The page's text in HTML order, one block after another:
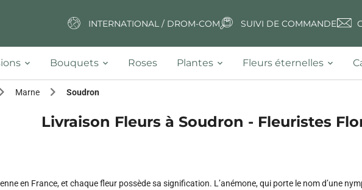
INTERNATIONAL / DROM-COM SUIVI DE COMMANDE
Bouquets Roses Plantes Fleurs éternelles
Marne Soudron
Livraison Fleurs à Soudron - Fleuristes
en France, et chaque fleur possède sa signification. L’anémone, qui porte le nom d’une